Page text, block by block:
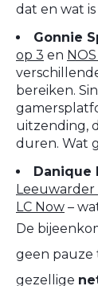
dat en wat
Gonnie
op 3 en
bereiken.
uitzending,
duren. Wat
Danique
Leeuwarder
LC Now –
De
geen pauze
gezellige